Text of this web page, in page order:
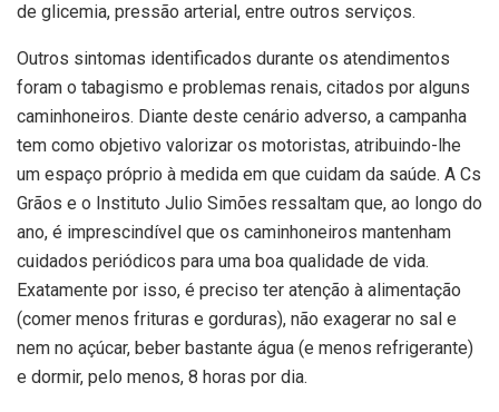
de glicemia, pressão arterial, entre outros serviços.
Outros sintomas identificados durante os atendimentos
foram o tabagismo e problemas renais, citados por alguns
caminhoneiros. Diante deste cenário adverso, a campanha
tem como objetivo valorizar os motoristas, atribuindo-lhe
um espaço próprio à medida em que cuidam da saúde. A Cs
Grãos e o Instituto Julio Simões ressaltam que, ao longo do
ano, é imprescindível que os caminhoneiros mantenham
cuidados periódicos para uma boa qualidade de vida.
Exatamente por isso, é preciso ter atenção à alimentação
(comer menos frituras e gorduras), não exagerar no sal e
nem no açúcar, beber bastante água (e menos refrigerante)
e dormir, pelo menos, 8 horas por dia.